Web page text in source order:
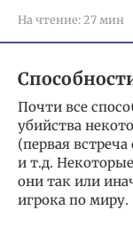
На чтение: 27 мин
Почти все
убийства
(первая
и т.д.
они так или
игрока по миру.